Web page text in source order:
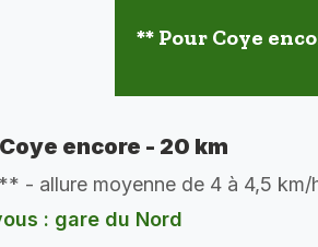
** Pour Coye
encore - 20 km
- allure moyenne de 4 à 4,5 km/
: gare du Nord